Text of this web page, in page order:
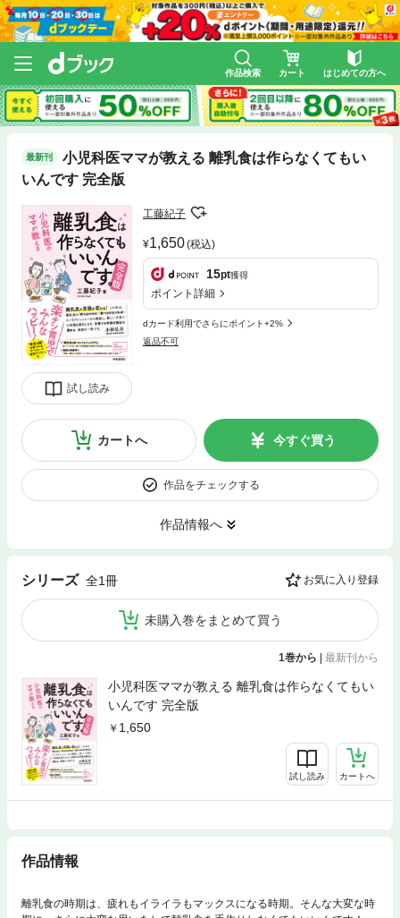
作品検索 カート はじめての方へ
最新刊
小児科医ママが教える 離乳食は作らなくてもい
いんです 完全版
試し読み
工藤紀子
1,650(税込)
15pt獲得
ポイント詳細
dカード利用でさらにポイント+2%
返品不可
カートへ 今すぐ買う
作品をチェックする
作品情報へ
シリーズ 全1冊 お気に入り登録
未購入巻をまとめて買う
1巻から | 最新刊から
小児科医ママが教える 離乳食は作らなくてもい
いんです 完全版
1,650
試し読み カートへ
作品情報
離乳食の時期は、疲れもイライラもマックスになる時期。そんな大変な時